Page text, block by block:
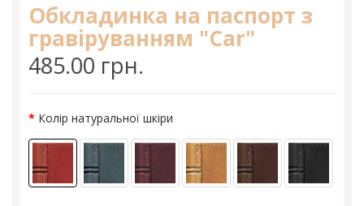
Обкладинка на паспорт з
гравіруванням "Car"
485.00 грн.
Колір натуральної шкіри